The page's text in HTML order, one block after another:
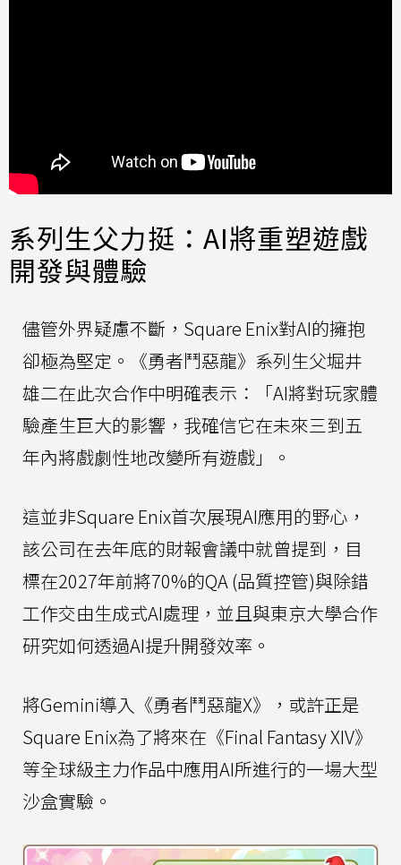
系列生父力挺：AI將重塑遊戲
開發與體驗
儘管外界疑慮不斷，Square Enix對AI的擁抱
卻極為堅定。《勇者鬥惡龍》系列生父堀井
雄二在此次合作中明確表示：「AI將對玩家體
驗產生巨大的影響，我確信它在未來三到五
年內將戲劇性地改變所有遊戲」。
這並非Square Enix首次展現AI應用的野心，
該公司在去年底的財報會議中就曾提到，目
標在2027年前將70%的QA (品質控管)與除錯
工作交由生成式AI處理，並且與東京大學合作
研究如何透過AI提升開發效率。
將Gemini導入《勇者鬥惡龍X》，或許正是
Square Enix為了將來在《Final Fantasy XIV》
等全球級主力作品中應用AI所進行的一場大型
沙盒實驗。